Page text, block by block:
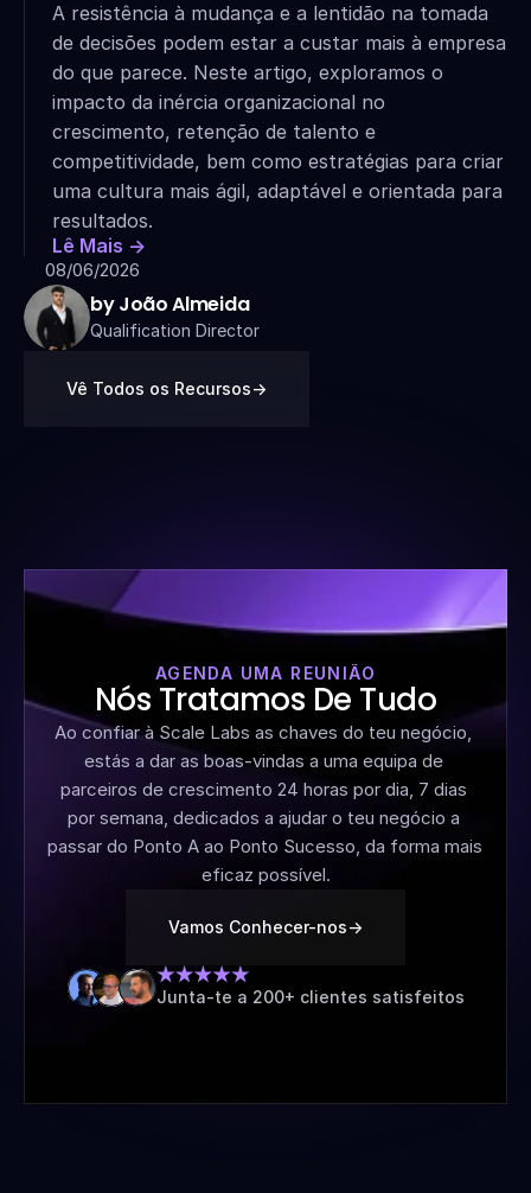
A resistência à mudança e a lentidão na tomada
de decisões podem estar a custar mais à empresa
do que parece. Neste artigo, exploramos o
impacto da inércia organizacional no
crescimento, retenção de talento e
competitividade, bem como estratégias para criar
uma cultura mais ágil, adaptável e orientada para
resultados.
Lê Mais ->
08/06/2026
by João Almeida
Qualification Director
Vê Todos os Recursos->
AGENDA UMA REUNIÃO
Nós Tratamos De Tudo
Ao confiar à Scale Labs as chaves do teu negócio,
estás a dar as boas-vindas a uma equipa de
parceiros de crescimento 24 horas por dia, 7 dias
por semana, dedicados a ajudar o teu negócio a
passar do Ponto A ao Ponto Sucesso, da forma mais
eficaz possível.
Vamos Conhecer-nos->
Junta-te a 200+ clientes satisfeitos